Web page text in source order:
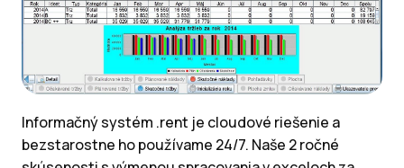
Informačný systém .rent je cloudové riešenie a
bezstarostne ho používame 24/7. Naše 2 ročné